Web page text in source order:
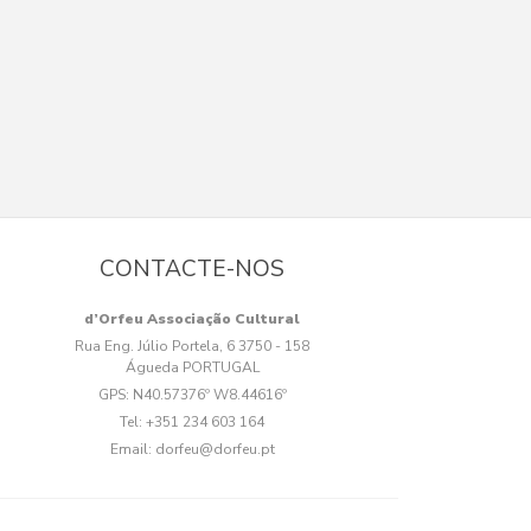
CONTACTE-NOS
d’Orfeu Associação Cultural
Rua Eng. Júlio Portela, 6 3750 - 158
Águeda PORTUGAL
GPS: N40.57376º W8.44616º
Tel:+351 234 603 164
Email: dorfeu@dorfeu.pt